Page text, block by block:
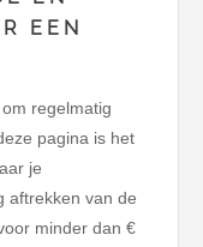
EEN
regelmatig
pagina is het
je
aftrekken van de
minder dan €